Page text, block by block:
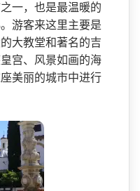
一，也是最温暖的
游­客来这里主要是
大教堂­和著名的吉
宫、风景如­画的海
美丽的城市中进­行